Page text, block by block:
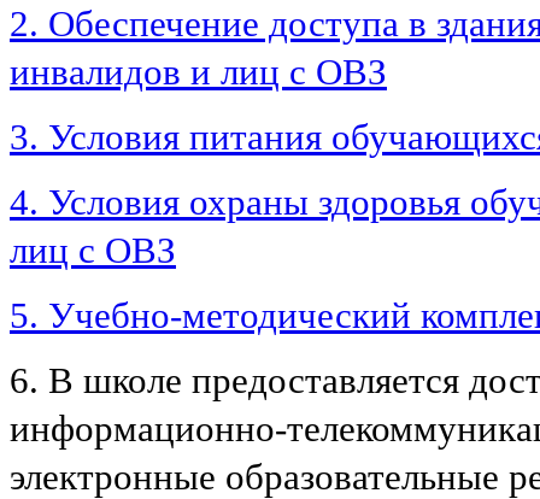
2. Обеспечение доступа в
инвалидов и лиц с ОВЗ
3. Условия питания
4. Условия охраны здоровья
лиц с ОВЗ
5. Учебно-методический
6. В школе предоставляется
информационно-
электронные образовательные